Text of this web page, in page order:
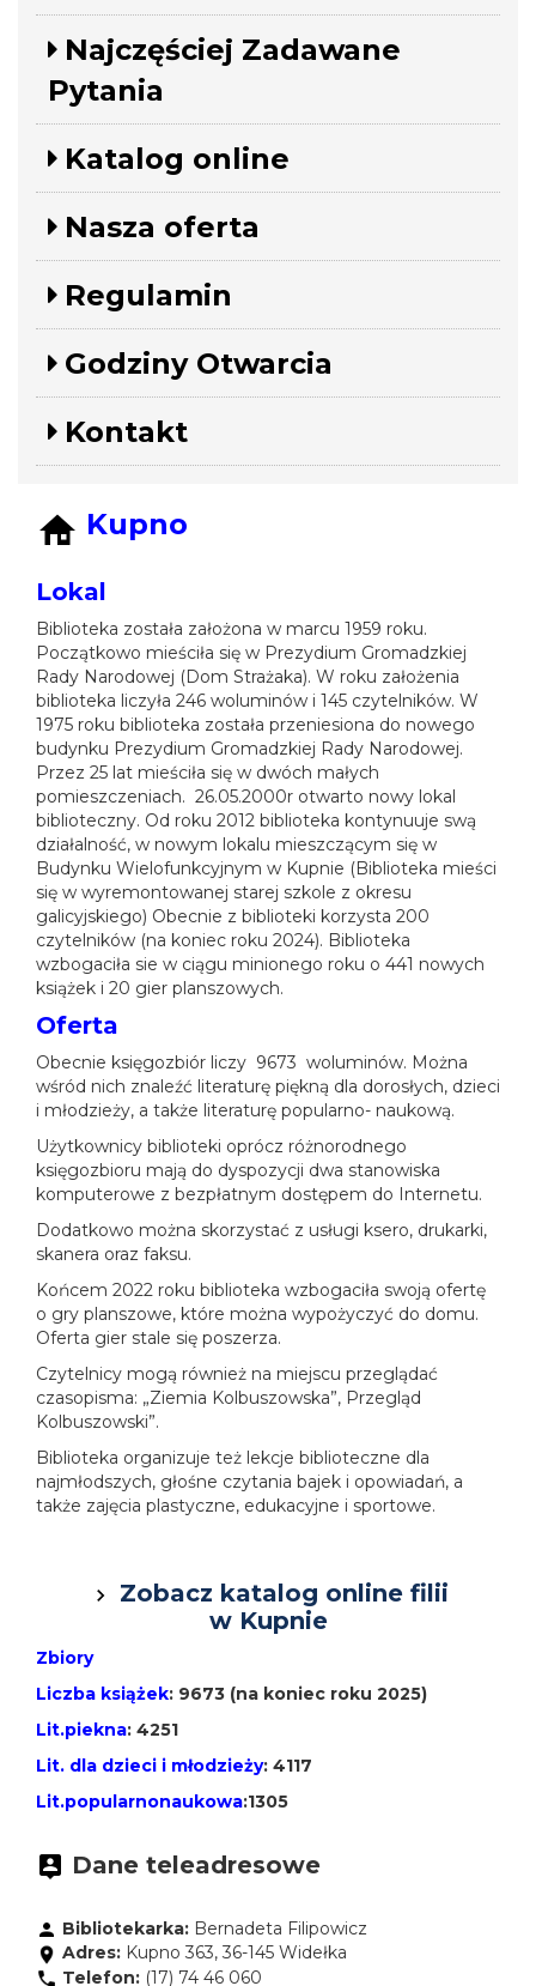
Najczęściej Zadawane
Pytania
Katalog online
Nasza oferta
Regulamin
Godziny Otwarcia
Kontakt
Kupno
Lokal
Biblioteka została założona w marcu 1959 roku.
Początkowo mieściła się w Prezydium Gromadzkiej
Rady Narodowej (Dom Strażaka). W roku założenia
biblioteka liczyła 246 woluminów i 145 czytelników. W
1975 roku biblioteka została przeniesiona do nowego
budynku Prezydium Gromadzkiej Rady Narodowej.
Przez 25 lat mieściła się w dwóch małych
pomieszczeniach. 26.05.2000r otwarto nowy lokal
biblioteczny. Od roku 2012 biblioteka kontynuuje swą
działalność, w nowym lokalu mieszczącym się w
Budynku Wielofunkcyjnym w Kupnie (Biblioteka mieści
się w wyremontowanej starej szkole z okresu
galicyjskiego) Obecnie z biblioteki korzysta 200
czytelników (na koniec roku 2024). Biblioteka
wzbogaciła sie w ciągu minionego roku o 441 nowych
książek i 20 gier planszowych.
Oferta
Obecnie księgozbiór liczy 9673 woluminów. Można
wśród nich znaleźć literaturę piękną dla dorosłych, dzieci
i młodzieży, a także literaturę popularno- naukową.
Użytkownicy biblioteki oprócz różnorodnego
księgozbioru mają do dyspozycji dwa stanowiska
komputerowe z bezpłatnym dostępem do Internetu.
Dodatkowo można skorzystać z usługi ksero, drukarki,
skanera oraz faksu.
Końcem 2022 roku biblioteka wzbogaciła swoją ofertę
o gry planszowe, które można wypożyczyć do domu.
Oferta gier stale się poszerza.
Czytelnicy mogą również na miejscu przeglądać
czasopisma: „Ziemia Kolbuszowska”, Przegląd
Kolbuszowski”.
Biblioteka organizuje też lekcje biblioteczne dla
najmłodszych, głośne czytania bajek i opowiadań, a
także zajęcia plastyczne, edukacyjne i sportowe.
Zobacz katalog online filii
w Kupnie
Zbiory
Liczba książek: 9673 (na koniec roku 2025)
Lit.piekna: 4251
Lit. dla dzieci i młodzieży: 4117
Lit.popularnonaukowa:1305
Dane teleadresowe
Bibliotekarka: Bernadeta Filipowicz
Adres: Kupno 363, 36-145 Widełka
Telefon: (17) 74 46 060